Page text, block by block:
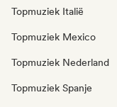
Topmuziek Italië
Topmuziek Mexico
Topmuziek Nederland
Topmuziek Spanje